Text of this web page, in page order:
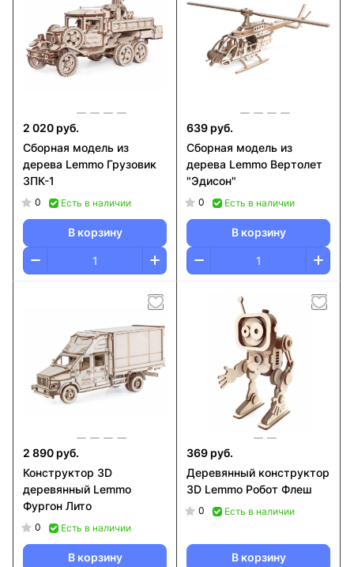
2 020 руб.
Сборная модель из
дерева Lemmo Грузовик
ЗПК-1
0 Есть в наличии
В корзину
639 руб.
Сборная модель из
дерева Lemmo Вертолет
"Эдисон"
0 Есть в наличии
В корзину
2 890 руб.
Конструктор 3D
деревянный Lemmo
Фургон Лито
0 Есть в наличии
В корзину
369 руб.
Деревянный конструктор
3D Lemmo Робот Флеш
0 Есть в наличии
В корзину